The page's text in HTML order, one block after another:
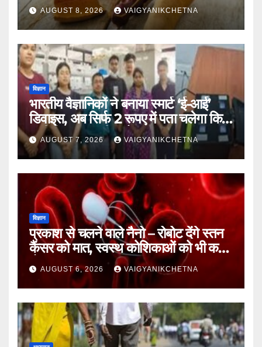
यात्रा का राज
AUGUST 8, 2026 VAIGYANIKCHETNA
विज्ञान
भारतीय वैज्ञानिकों ने बनाया स्मार्ट ‘ई-आई’
डिवाइस, अब सिर्फ 2 रूपए में पता चलेगा कि
पानी कितना जहरीला है।
AUGUST 7, 2026 VAIGYANIKCHETNA
विज्ञान
प्रकाश से चलने वाले नैनो – रोबोट देंगे स्तन
कैंसर को मात, स्वस्थ कोशिकाओं को भी कम
होगा नुकसान
AUGUST 6, 2026 VAIGYANIKCHETNA